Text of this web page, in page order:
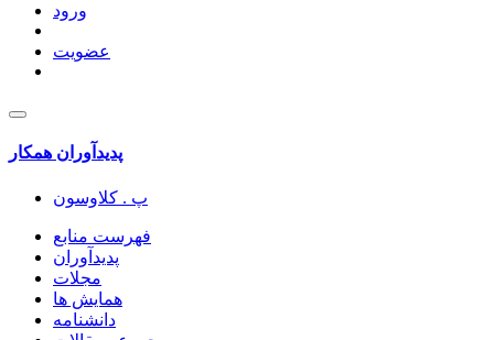
ورود
عضویت
پدیدآوران همکار
پ . کلاوسون
فهرست منابع
پدیدآوران
مجلات
همایش ها
دانشنامه